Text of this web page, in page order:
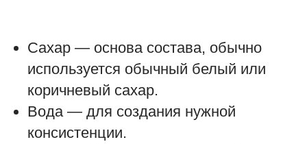
Сахар — основа состава, обычно
используется обычный белый или
коричневый сахар.
Вода — для создания нужной
консистенции.